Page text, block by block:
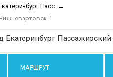
Пасс. →
1
Екатеринбург Пассажирский
МАРШРУТ